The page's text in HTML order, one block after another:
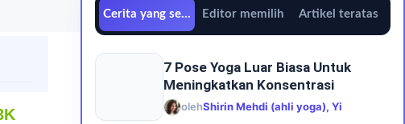
Cerita yang sedang trenEditor memilih Artikel teratas
7 Pose Yoga Luar Biasa Untuk
Meningkatkan Konsentrasi
olehShirin Mehdi (ahli yoga), Yi